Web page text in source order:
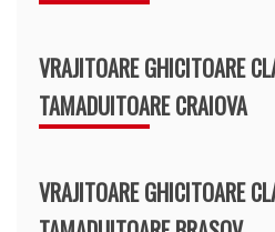
VRAJITOARE GHICITOARE
TAMADUITOARE CRAIOVA
VRAJITOARE GHICITOARE